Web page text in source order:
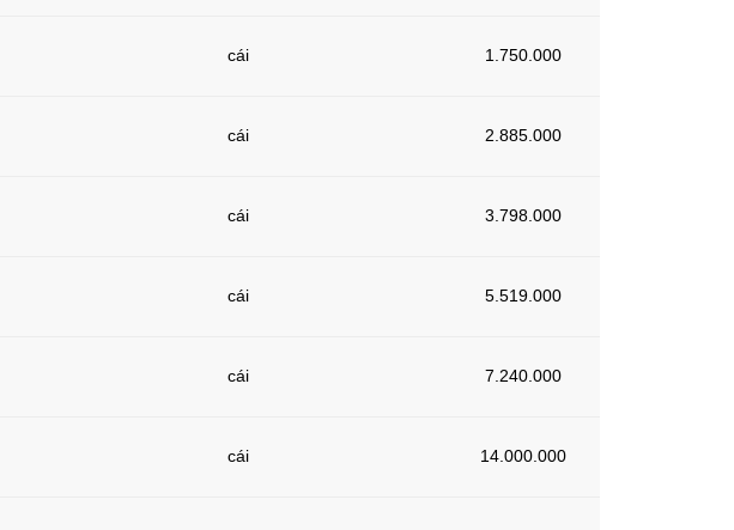
cái 1.750.000
cái 2.885.000
cái 3.798.000
cái 5.519.000
cái 7.240.000
cái 14.000.000